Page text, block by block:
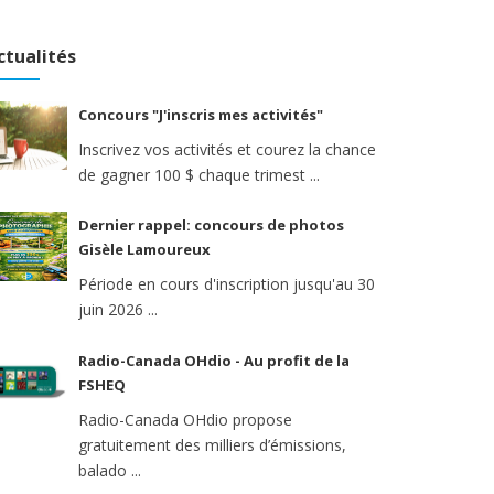
Concours "J'inscris mes activités"
Inscrivez vos activités et courez la chance
de gagner 100 $ chaque trimest ...
Dernier rappel: concours de photos
Gisèle Lamoureux
Période en cours d'inscription jusqu'au 30
juin 2026 ...
Radio-Canada OHdio - Au profit de la
FSHEQ
Radio-Canada OHdio propose
gratuitement des milliers d’émissions,
balado ...